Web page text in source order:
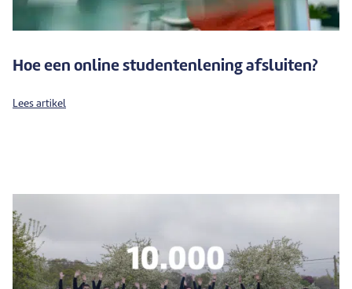
Hoe een online studentenlening afsluiten?
Lees artikel